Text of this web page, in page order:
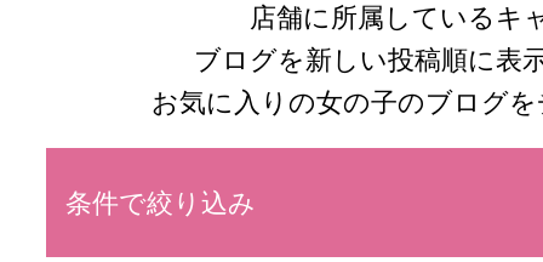
店舗に所属しているキ
ブログを新しい投稿順に表
お気に入りの女の子のブログ
条件で絞り込み